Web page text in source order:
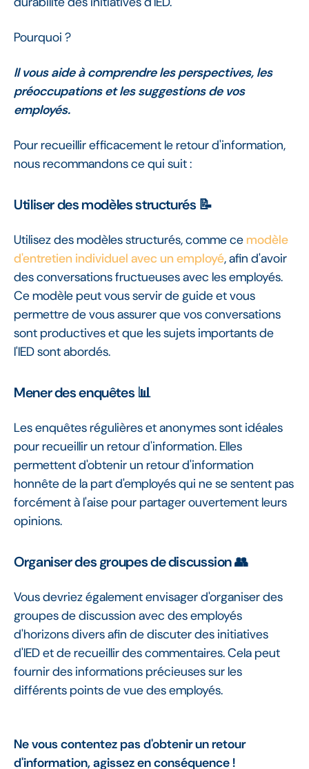
Pourquoi ?
Il vous aide à comprendre les perspectives, les
préoccupations et les suggestions de vos
employés.
Pour recueillir efficacement le retour d'information,
nous recommandons ce qui suit :
Utiliser des modèles structurés 📝
Utilisez des modèles structurés, comme cemodèle
d'entretien individuel avec un employé, afin d'avoir
des conversations fructueuses avec les employés.
Ce modèle peut vous servir de guide et vous
permettre de vous assurer que vos conversations
sont productives et que les sujets importants de
l'IED sont abordés.
Mener des enquêtes 📊
Les enquêtes régulières et anonymes sont idéales
pour recueillir un retour d'information. Elles
permettent d'obtenir un retour d'information
honnête de la part d'employés qui ne se sentent pas
forcément à l'aise pour partager ouvertement leurs
opinions.
Organiser des groupes de discussion 👥
Vous devriez également envisager d'organiser des
groupes de discussion avec des employés
d'horizons divers afin de discuter des initiatives
d'IED et de recueillir des commentaires. Cela peut
fournir des informations précieuses sur les
différents points de vue des employés.
Ne vous contentez pas d'obtenir un retour
d'information, agissez en conséquence !